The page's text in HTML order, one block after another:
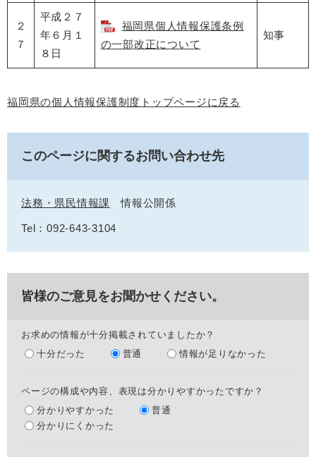
２
７
平成２７
年６月１
８日
福岡県個人情報保護条例
の一部改正について
知事
福岡県の個人情報保護制度トップページに戻る
このページに関するお問い合わせ先
法務・県民情報課 情報公開係
Tel：092-643-3104
皆様のご意見をお聞かせください。
お求めの情報が十分掲載されていましたか？
十分だった
普通 情報が足りなかった
ページの構成や内容、表現は分かりやすかったですか？
分かりやすかった
普通
分かりにくかった